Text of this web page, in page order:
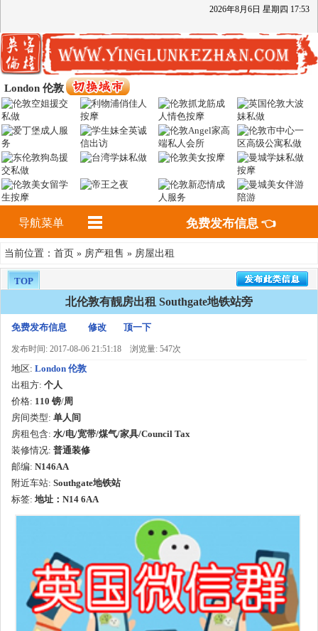
2026年8月 6日 星期四 17:53
London 伦敦
导航菜单 免费发布信息 👈
当前位置： 首页 » 房产租售 » 房屋出租
TOP
北伦敦有靓房出租 Southgate地铁站旁
免费发布信息 修改 顶一下
发布时间: 2017-08-06 21:51:18 浏览量: 547次
地区: London 伦敦
出租方: 个人
价格: 110 镑/周
房间类型: 单人间
房租包含: 水/电/宽带/煤气/家具/Council Tax
装修情况: 普通装修
邮编: N146AA
附近车站: Southgate地铁站
标签: 地址：N14 6AA